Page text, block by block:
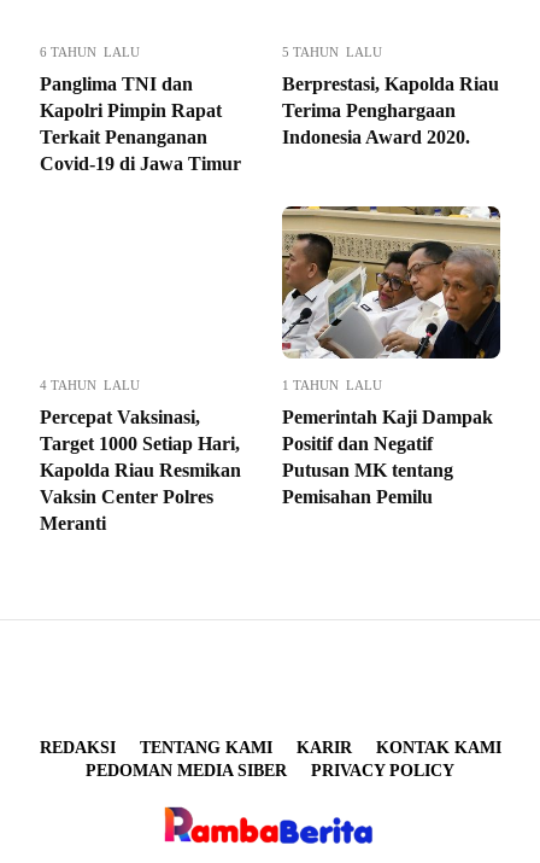
6 TAHUN LALU
Panglima TNI dan
Kapolri Pimpin Rapat
Terkait Penanganan
Covid-19 di Jawa Timur
5 TAHUN LALU
Berprestasi, Kapolda Riau
Terima Penghargaan
Indonesia Award 2020.
4 TAHUN LALU
Percepat Vaksinasi,
Target 1000 Setiap Hari,
Kapolda Riau Resmikan
Vaksin Center Polres
Meranti
1 TAHUN LALU
Pemerintah Kaji Dampak
Positif dan Negatif
Putusan MK tentang
Pemisahan Pemilu
REDAKSI TENTANG KAMI KARIR
KONTAK KAMI
PEDOMAN MEDIA SIBER
PRIVACY POLICY